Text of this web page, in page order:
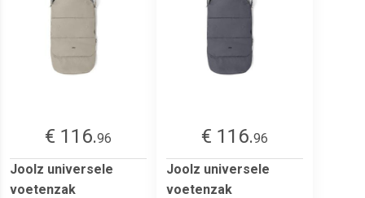
€ 116.96
Joolz universele
voetenzak
€ 116.96
Joolz universele
voetenzak